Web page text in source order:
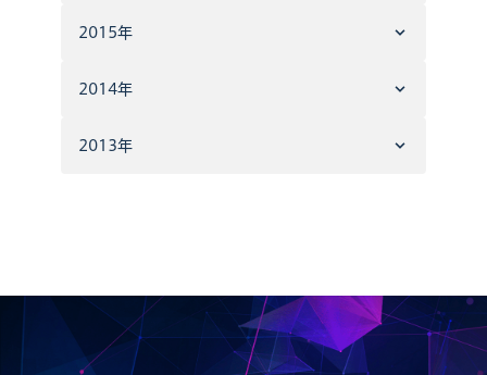
2015年
2014年
2013年